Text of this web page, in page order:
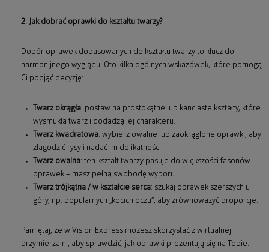
2. Jak dobrać oprawki do kształtu twarzy?
Dobór oprawek dopasowanych do kształtu twarzy to klucz do
harmonijnego wyglądu. Oto kilka ogólnych wskazówek, które pomogą
Ci podjąć decyzję:
Twarz okrągła: postaw na prostokątne lub kanciaste kształty, które
wysmuklą twarz i dodadzą jej charakteru.
Twarz kwadratowa: wybierz owalne lub zaokrąglone oprawki, aby
złagodzić rysy i nadać im delikatności.
Twarz owalna: ten kształt twarzy pasuje do większości fasonów
oprawek – masz pełną swobodę wyboru.
Twarz trójkątna / w kształcie serca: szukaj oprawek szerszych u
góry, np. popularnych „kocich oczu”, aby zrównoważyć proporcje.
Pamiętaj, że w Vision Express możesz skorzystać z wirtualnej
przymierzalni, aby sprawdzić, jak oprawki prezentują się na Tobie.